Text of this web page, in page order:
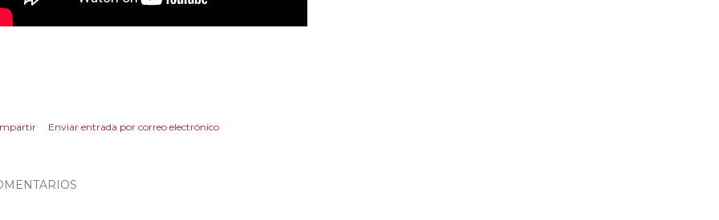
Enviar entrada por correo electrónico